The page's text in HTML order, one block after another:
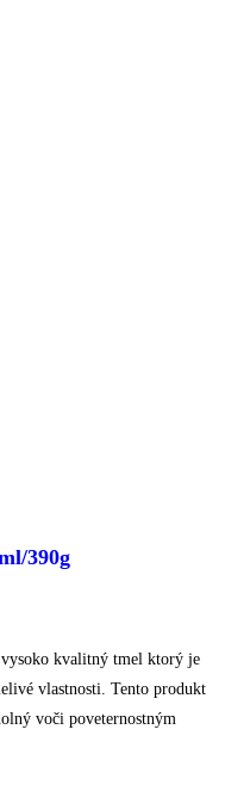
390g
kvalitný tmel ktorý je
vlastnosti. Tento produkt
voči poveternostným